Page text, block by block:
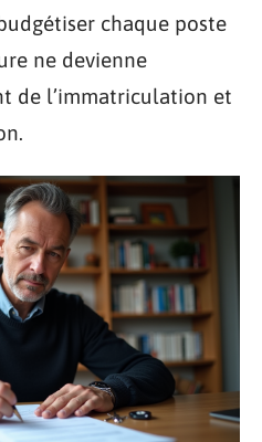
chaque poste
ne devienne
de l’immatriculation et